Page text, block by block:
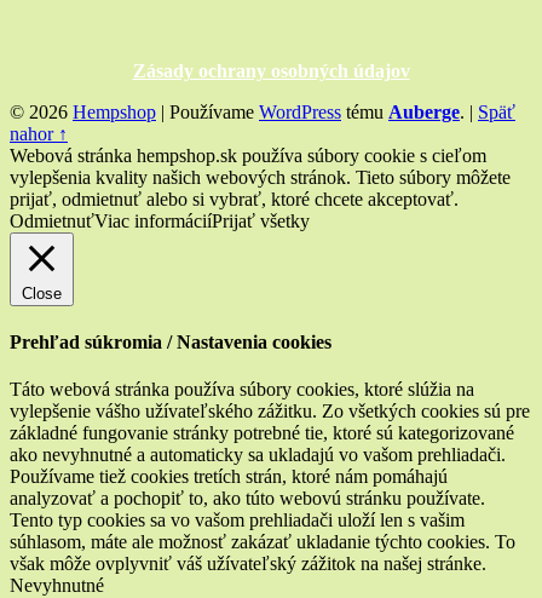
Zásady ochrany osobných údajov
© 2026 Hempshop | Používame WordPress tému Auberge. | Späť
nahor ↑
Webová stránka hempshop.sk používa súbory cookie s cieľom
vylepšenia kvality našich webových stránok. Tieto súbory môžete
prijať, odmietnuť alebo si vybrať, ktoré chcete akceptovať.
OdmietnuťViac informáciíPrijať všetky
Close
Prehľad súkromia / Nastavenia cookies
Táto webová stránka používa súbory cookies, ktoré slúžia na
vylepšenie vášho užívateľského zážitku. Zo všetkých cookies sú pre
základné fungovanie stránky potrebné tie, ktoré sú kategorizované
ako nevyhnutné a automaticky sa ukladajú vo vašom prehliadači.
Používame tiež cookies tretích strán, ktoré nám pomáhajú
analyzovať a pochopiť to, ako túto webovú stránku používate.
Tento typ cookies sa vo vašom prehliadači uloží len s vašim
súhlasom, máte ale možnosť zakázať ukladanie týchto cookies. To
však môže ovplyvniť váš užívateľský zážitok na našej stránke.
Nevyhnutné